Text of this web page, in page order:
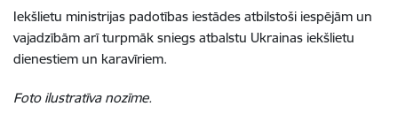
Iekšlietu ministrijas padotības iestādes atbilstoši iespējām un
vajadzībām arī turpmāk sniegs atbalstu Ukrainas iekšlietu
dienestiem un karavīriem.
Foto ilustratīva nozīme.